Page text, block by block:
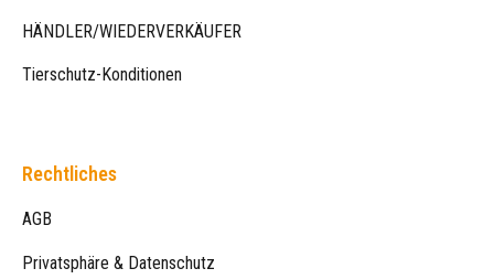
HÄNDLER/WIEDERVERKÄUFER
Tierschutz-Konditionen
Rechtliches
AGB
Privatsphäre & Datenschutz